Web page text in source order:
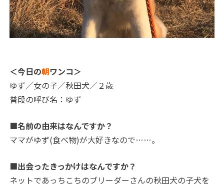
＜今日の朝ワンコ＞
ゆず／女の子／秋田犬／２歳
普段の呼び名：ゆず
■名前の由来はなんですか？
ママがゆず(食べ物)が大好きなので……。
■出会ったきっかけはなんですか？
ネットであっちこちのブリーダーさんの秋田犬の子犬を